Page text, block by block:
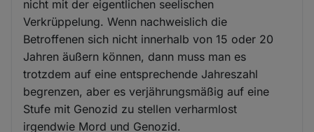
nicht mit der eigentlichen seelischen
Verkrüppelung. Wenn nachweislich die
Betroffenen sich nicht innerhalb von 15 oder 20
Jahren äußern können, dann muss man es
trotzdem auf eine entsprechende Jahreszahl
begrenzen, aber es verjährungsmäßig auf eine
Stufe mit Genozid zu stellen verharmlost
irgendwie Mord und Genozid.